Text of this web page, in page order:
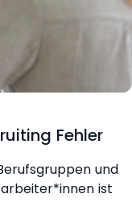
Fehler
und
ist